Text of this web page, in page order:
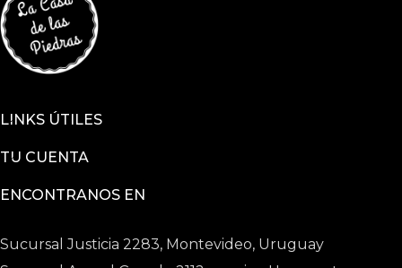
LINKS ÚTILES
TU CUENTA
ENCONTRANOS EN
Sucursal Justicia 2283, Montevideo, Uruguay